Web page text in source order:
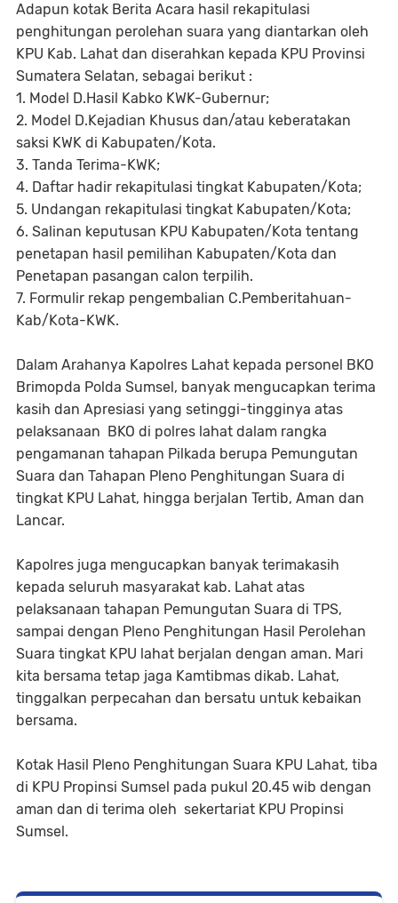
Adapun kotak Berita Acara hasil rekapitulasi
penghitungan perolehan suara yang diantarkan oleh
KPU Kab. Lahat dan diserahkan kepada KPU Provinsi
Sumatera Selatan, sebagai berikut :
1. Model D.Hasil Kabko KWK-Gubernur;
2. Model D.Kejadian Khusus dan/atau keberatakan
saksi KWK di Kabupaten/Kota.
3. Tanda Terima-KWK;
4. Daftar hadir rekapitulasi tingkat Kabupaten/Kota;
5. Undangan rekapitulasi tingkat Kabupaten/Kota;
6. Salinan keputusan KPU Kabupaten/Kota tentang
penetapan hasil pemilihan Kabupaten/Kota dan
Penetapan pasangan calon terpilih.
7. Formulir rekap pengembalian C.Pemberitahuan-
Kab/Kota-KWK.
Dalam Arahanya Kapolres Lahat kepada personel BKO
Brimopda Polda Sumsel, banyak mengucapkan terima
kasih dan Apresiasi yang setinggi-tingginya atas
pelaksanaan BKO di polres lahat dalam rangka
pengamanan tahapan Pilkada berupa Pemungutan
Suara dan Tahapan Pleno Penghitungan Suara di
tingkat KPU Lahat, hingga berjalan Tertib, Aman dan
Lancar.
Kapolres juga mengucapkan banyak terimakasih
kepada seluruh masyarakat kab. Lahat atas
pelaksanaan tahapan Pemungutan Suara di TPS,
sampai dengan Pleno Penghitungan Hasil Perolehan
Suara tingkat KPU lahat berjalan dengan aman. Mari
kita bersama tetap jaga Kamtibmas dikab. Lahat,
tinggalkan perpecahan dan bersatu untuk kebaikan
bersama.
Kotak Hasil Pleno Penghitungan Suara KPU Lahat, tiba
di KPU Propinsi Sumsel pada pukul 20.45 wib dengan
aman dan di terima oleh sekertariat KPU Propinsi
Sumsel.